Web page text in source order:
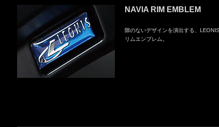
NAVIA RIM EMBLEM
隙のないデザインを演出する、
リムエンブレム。